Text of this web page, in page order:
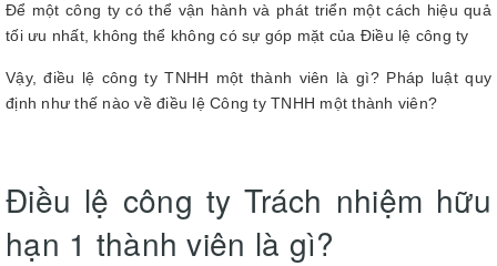
Để một công ty có thể vận hành và phát triển một cách hiệu quả
tối ưu nhất, không thể không có sự góp mặt của Điều lệ công ty
Vậy, điều lệ công ty TNHH một thành viên là gì? Pháp luật quy
định như thế nào về điều lệ Công ty TNHH một thành viên?
Điều lệ công ty Trách nhiệm hữu
hạn 1 thành viên là gì?